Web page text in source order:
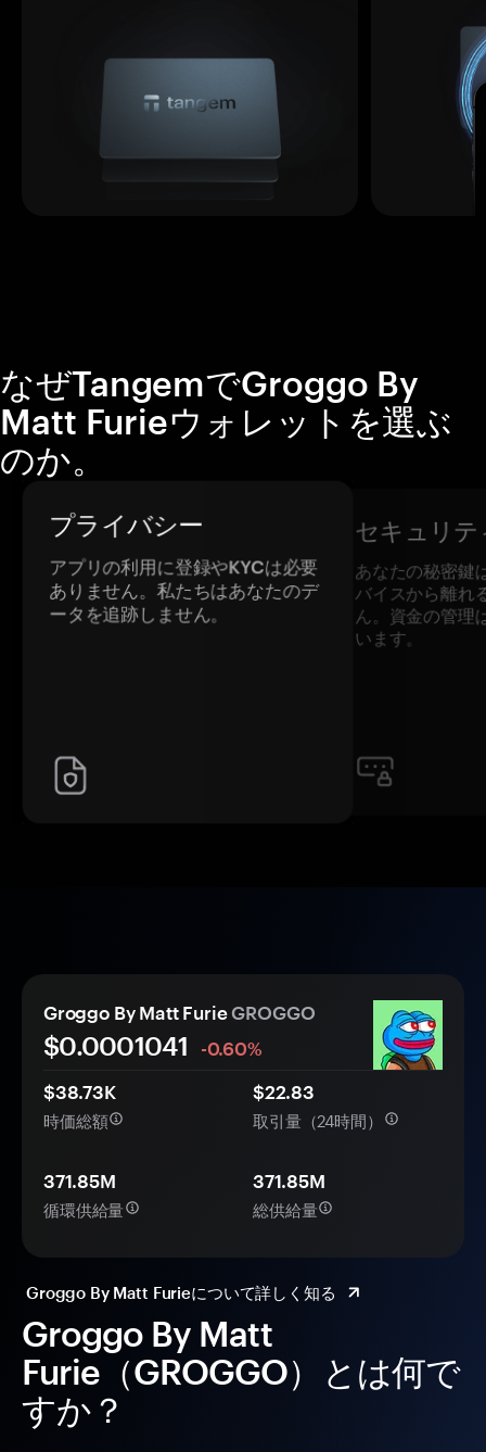
なぜTangemでGroggo By
Matt Furieウォレットを選ぶ
のか。
プライバシー
アプリの利用に登録やKYCは必要
ありません。私たちはあなたのデ
ータを追跡しません。
セキュリテ
あなたの秘密鍵
バイスから離れ
ん。資金の管理
います。
Groggo By Matt
Furie（GROGGO）とは何で
すか？
Groggo By Matt FurieGROGGO
$0.0001041
-0.60%
$38.73K
時価総額
$22.83
取引量（24時間）
371.85M
循環供給量
371.85M
総供給量
Groggo By Matt Furieについて詳しく知る